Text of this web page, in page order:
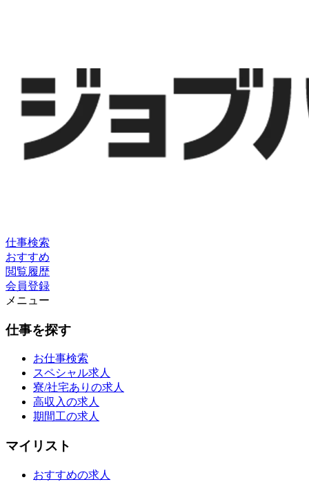
仕事検索
おすすめ
閲覧履歴
会員登録
メニュー
仕事を探す
お仕事検索
スペシャル求人
寮/社宅ありの求人
高収入の求人
期間工の求人
マイリスト
おすすめの求人